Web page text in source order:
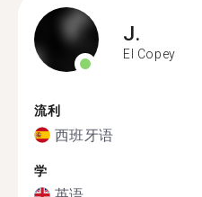
J.
El Copey
流利
西班牙语
学